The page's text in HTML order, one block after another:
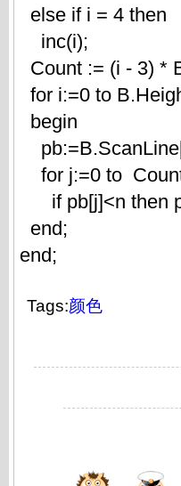
else if i = 4 then
inc(i);
Count := (i - 3) *
for i:=0 to
begin
for j:=0 to
if pb[j]<n then
end;
end;
Tags:颜色